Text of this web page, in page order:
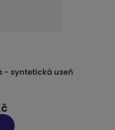
- syntetická useň